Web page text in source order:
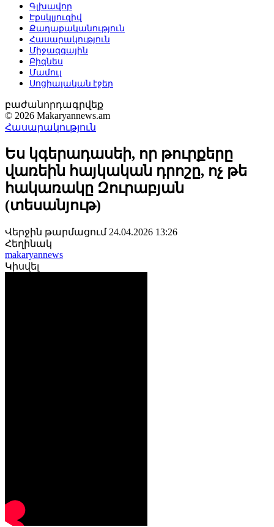
Գլխավոր
Էքսկլյուզիվ
Քաղաքականություն
Հասարակություն
Միջազգային
Բիզնես
Մամուլ
Սոցիալական էջեր
բաժանորդագրվեք
© 2026 Makaryannews.am
Հասարակություն
Ես կգերադասեի, որ թուրքերը
վառեին հայկական դրոշը, ոչ թե
հակառակը Զուրաբյան
(տեսանյութ)
Վերջին թարմացում 24.04.2026 13:26
Հեղինակ
makaryannews
Կիսվել